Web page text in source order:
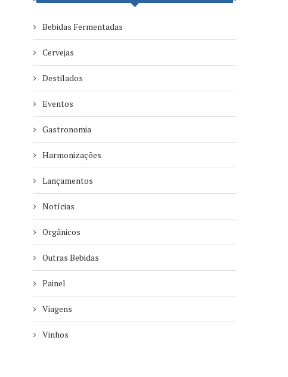
Bebidas Fermentadas
Cervejas
Destilados
Eventos
Gastronomia
Harmonizações
Lançamentos
Notícias
Orgânicos
Outras Bebidas
Painel
Viagens
Vinhos